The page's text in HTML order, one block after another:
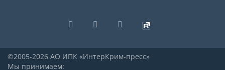
©2005-2026 АО ИПК «ИнтерКрим-пресс»
Мы принимаем: